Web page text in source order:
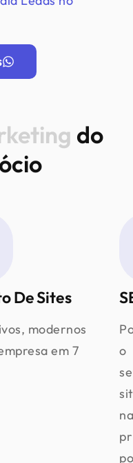
do
De Sites
modernos
em 7
o